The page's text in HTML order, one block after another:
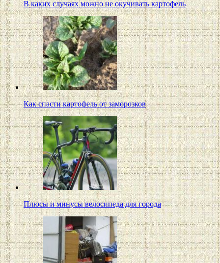
В каких случаях можно не окучивать картофель
Как спасти картофель от заморозков
Плюсы и минусы велосипеда для города